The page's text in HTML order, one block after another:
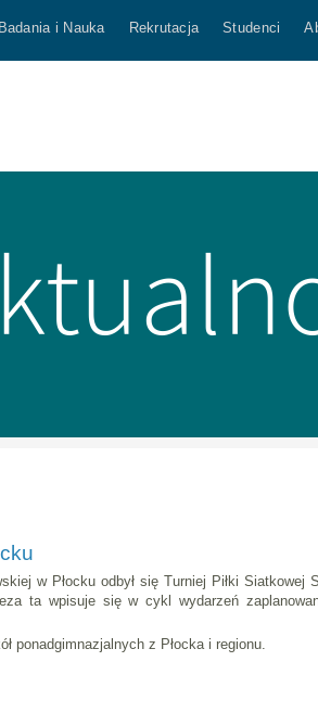
Badania i Nauka Rekrutacja Studenci
w Płocku odbył się Turniej Piłki Siatkowej
ta wpisuje się w cykl wydarzeń
ponadgimnazjalnych z Płocka i regionu.